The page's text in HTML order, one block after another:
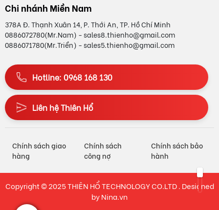
Chi nhánh Miền Nam
378A Đ. Thạnh Xuân 14, P. Thới An, TP. Hồ Chí Minh
0886072780(Mr.Nam) - sales8.thienho@gmail.com
0886071780(Mr.Triển) - sales5.thienho@gmail.com
Hotline: 0968 168 130
Liên hệ Thiên Hổ
Chính sách giao
hàng
Chính sách
công nợ
Chính sách bảo
hành
Copyright © 2025THIÊN HỔ TECHNOLOGY CO.LTD. Designed
byNina.vn